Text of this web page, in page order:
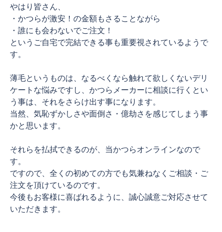
やはり皆さん、
・かつらが激安！の金額もさることながら
・誰にも会わないでご注文！
というご自宅で完結できる事も重要視されているようで
す。
薄毛というものは、なるべくなら触れて欲しくないデリ
ケートな悩みですし、かつらメーカーに相談に行くとい
う事は、それをさらけ出す事になります。
当然、気恥ずかしさや面倒さ・億劫さを感じてしまう事
かと思います。
それらを払拭できるのが、当かつらオンラインなので
す。
ですので、全くの初めての方でも気兼ねなくご相談・ご
注文を頂けているのです。
今後もお客様に喜ばれるように、誠心誠意ご対応させて
いただきます。